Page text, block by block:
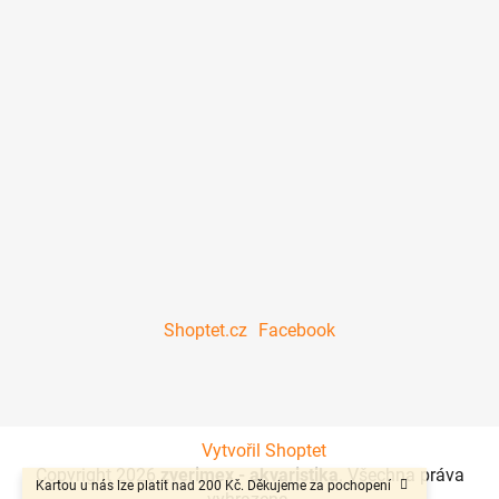
Kartou u nás lze platit nad 200 Kč. Děkujeme za pochopení
Shoptet.cz Facebook
Vytvořil Shoptet
Copyright 2026zverimex - akvaristika. Všechna práva